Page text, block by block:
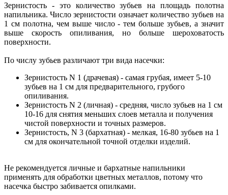
Зернистость - это количество зубьев на площадь полотна
напильника. Число зернистости означает количество зубьев на
1 см полотна, чем выше число - тем больше зубьев, а значит
выше скорость опиливания, но больше шероховатость
поверхности.
По числу зубьев различают три вида насечки:
Зернистость N 1 (драчевая) - самая грубая, имеет 5-10
зубьев на 1 см для предварительного, грубого
опиливания.
Зернистость N 2 (личная) - средняя, число зубьев на 1 см
10-16 для снятия меньших слоев металла и получения
чистой поверхности и точных размеров.
Зернистость, N 3 (бархатная) - мелкая, 16-80 зубьев на 1
см для окончательной точной отделки изделий.
Не рекомендуется личные и бархатные напильники
применять для обработки цветных металлов, потому что
насечка быстро забивается опилками.